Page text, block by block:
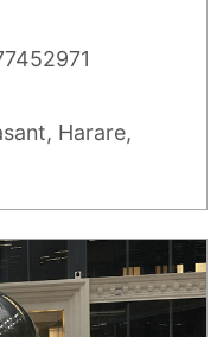
Harare,